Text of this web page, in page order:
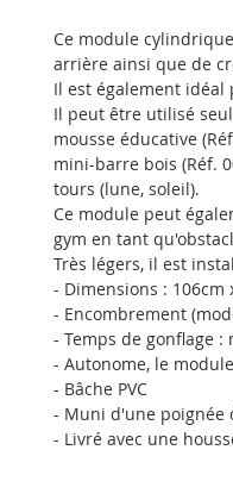
Ce module
arrière ainsi que de
Il est également
Il peut être utilisé
mousse éducative
mini-barre bois (Réf.
tours (lune, soleil).
Ce module peut
gym en tant
Très légers, il est
- Dimensions : 106cm
- Encombrement
- Temps de gonflage
- Autonome, le
- Bâche PVC
- Muni d'une poignée
- Livré avec une